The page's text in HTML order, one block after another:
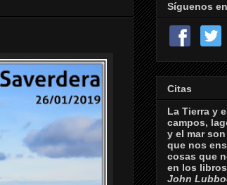
Síguenos en
Citas
La Tierra y
campos,
y el mar
que nos
cosas que
en los
John